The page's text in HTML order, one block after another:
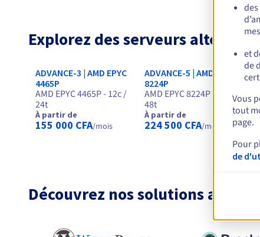
Explorez des serveurs
ADVANCE-3 | AMD EPYC
4465P
AMD EPYC 4465P - 12c /
24t
À partir de
155 000 CFA/mois
ADVANCE-5 | AMD EPYC
8224P
AMD EPYC 8224P - 24c /
48t
À partir de
224 500 CFA/mois
Découvrez nos solutions
et
de
Vous
tout
page.
Pour
de